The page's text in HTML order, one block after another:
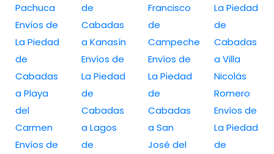
Pachuca
Envíos de
La Piedad
de
Cabadas
a Playa
del
Carmen
Envíos de
de
Cabadas
a Kanasín
Envíos de
La Piedad
de
Cabadas
a Lagos
de
Francisco
de
Campeche
Envíos de
La Piedad
de
Cabadas
a San
José del
La Piedad
de
Cabadas
a Villa
Nicolás
Romero
Envíos de
La Piedad
de